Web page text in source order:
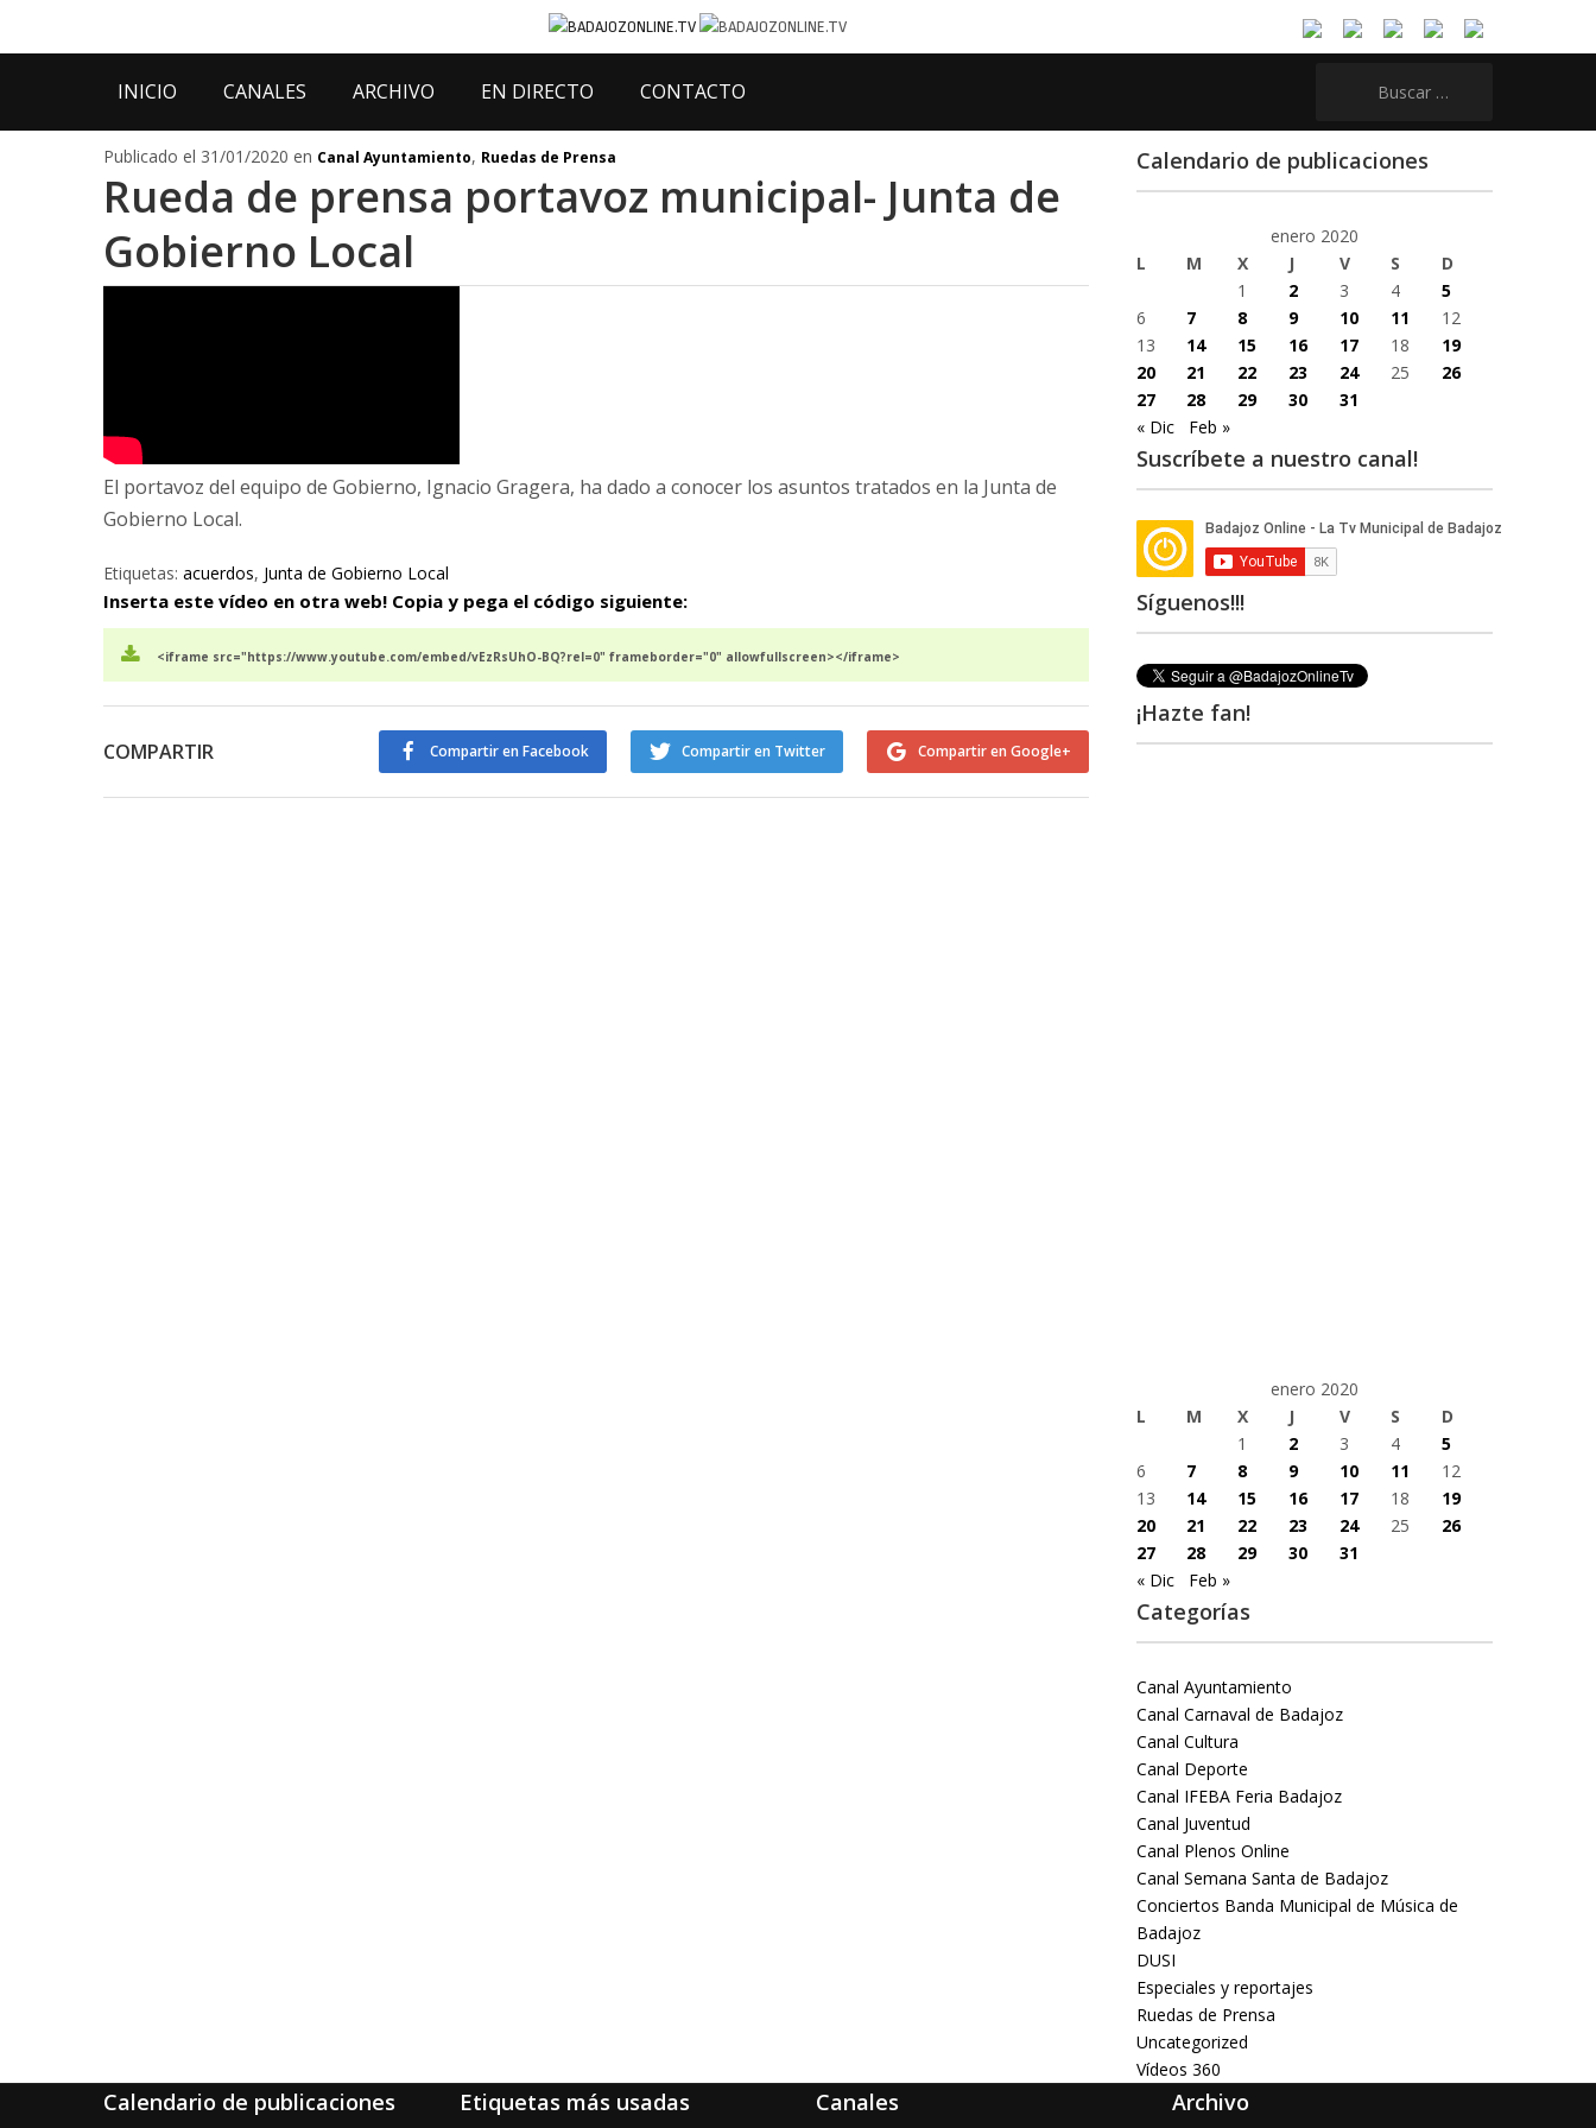
INICIO CANALES ARCHIVO EN DIRECTO CONTACTO
Publicado el 31/01/2020 en Canal Ayuntamiento, Ruedas de Prensa
Rueda de prensa portavoz municipal- Junta de
Gobierno Local
El portavoz del equipo de Gobierno, Ignacio Gragera, ha dado a conocer los asuntos tratados en la Junta de
Gobierno Local.
Etiquetas: acuerdos, Junta de Gobierno Local
Inserta este vídeo en otra web! Copia y pega el código siguiente:
<iframe src="https://www.youtube.com/embed/vEzRsUhO-BQ?rel=0" frameborder="0" allowfullscreen></iframe>
COMPARTIR Compartir en Google+
Compartir en Twitter
Compartir en Facebook
Calendario de publicaciones
enero 2020
L
M X J V S
D
1
2 3 4
5
6
7 8 9 10 11
12
13
14 15 16 17 18
19
20
21 22 23 24 25
26
27
28 29 30
31
« Dic
Feb »
Suscríbete a nuestro canal!
Síguenos!!!
¡Hazte fan!
enero 2020
L
M X J V S
D
1
2 3 4
5
6
7 8 9 10 11
12
13
14 15 16 17 18
19
20
21 22 23 24 25
26
27
28 29 30
31
« Dic
Feb »
Categorías
Canal Ayuntamiento
Canal Carnaval de Badajoz
Canal Cultura
Canal Deporte
Canal IFEBA Feria Badajoz
Canal Juventud
Canal Plenos Online
Canal Semana Santa de Badajoz
Conciertos Banda Municipal de Música de
Badajoz
DUSI
Especiales y reportajes
Ruedas de Prensa
Uncategorized
Vídeos 360
Calendario de publicaciones Etiquetas más usadas Canales Archivo